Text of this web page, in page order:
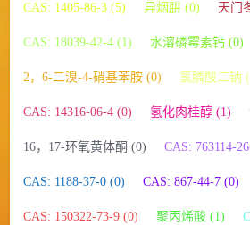
CAS: 1405-86-3 (5) 异烟肼 (0) 天门
CAS: 18039-42-4 (1) 水溶磷霉素钙 (0)
2，6-二溴-4-硝基苯胺 (0) 氯膦酸二钠
CAS: 14316-06-4 (0) 氢化肉桂醇 (1)
16，17-环氧黄体酮 (0) CAS: 763114-
CAS: 1188-37-0 (0) CAS: 867-44-7 (0)
CAS: 150322-73-9 (0) 聚丙烯酸 (1)